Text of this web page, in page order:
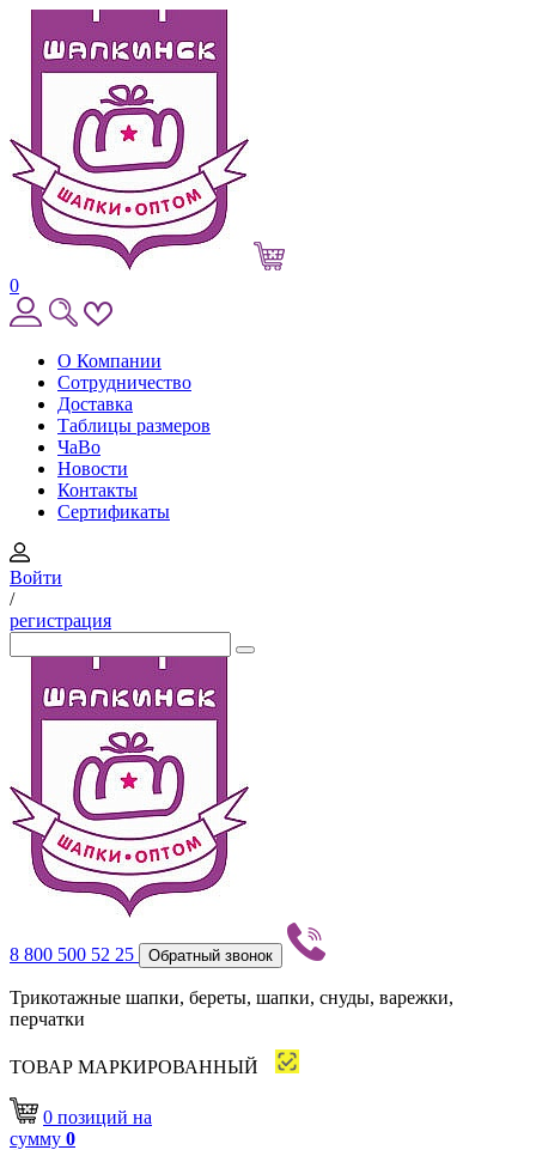
0
О Компании
Сотрудничество
Доставка
Таблицы размеров
ЧаВо
Новости
Контакты
Сертификаты
Войти
/
регистрация
8 800 500 52 25 Обратный звонок
Трикотажные шапки, береты, шапки, снуды, варежки,
перчатки
ТОВАР МАРКИРОВАННЫЙ
0 позиций на
сумму 0